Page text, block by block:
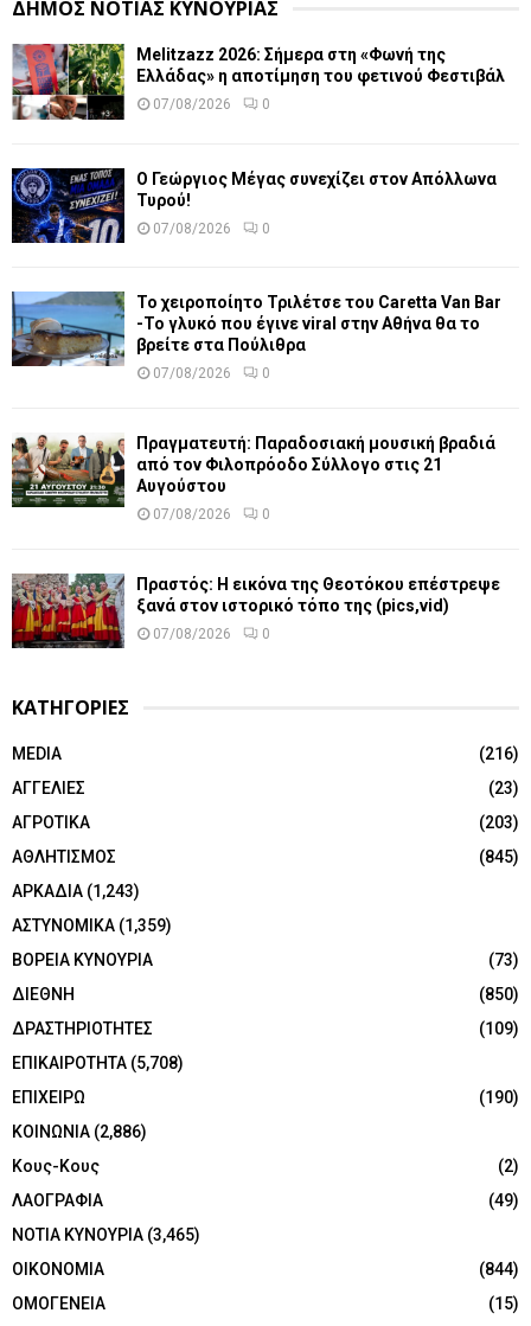
ΔΗΜΟΣ ΝΟΤΙΑΣ ΚΥΝΟΥΡΙΑΣ
Melitzazz 2026: Σήμερα στη «Φωνή της
Ελλάδας» η αποτίμηση του φετινού Φεστιβάλ
07/08/2026 0
Ο Γεώργιος Μέγας συνεχίζει στον Απόλλωνα
Τυρού!
07/08/2026 0
Το χειροποίητο Τριλέτσε του Caretta Van Bar
-Το γλυκό που έγινε viral στην Αθήνα θα το
βρείτε στα Πούλιθρα
07/08/2026 0
Πραγματευτή: Παραδοσιακή μουσική βραδιά
από τον Φιλοπρόοδο Σύλλογο στις 21
Αυγούστου
07/08/2026 0
Πραστός: Η εικόνα της Θεοτόκου επέστρεψε
ξανά στον ιστορικό τόπο της (pics,vid)
07/08/2026 0
ΚΑΤΗΓΟΡΙΕΣ
MEDIA
(216)
ΑΓΓΕΛΙΕΣ
(23)
ΑΓΡΟΤΙΚΑ
(203)
ΑΘΛΗΤΙΣΜΟΣ
(845)
ΑΡΚΑΔΙΑ (1,243)
ΑΣΤΥΝΟΜΙΚΑ (1,359)
ΒΟΡΕΙΑ ΚΥΝΟΥΡΙΑ
(73)
ΔΙΕΘΝΗ
(850)
ΔΡΑΣΤΗΡΙΟΤΗΤΕΣ
(109)
ΕΠΙΚΑΙΡΟΤΗΤΑ (5,708)
ΕΠΙΧΕΙΡΩ
(190)
ΚΟΙΝΩΝΙΑ (2,886)
Κους-Κους
(2)
ΛΑΟΓΡΑΦΙΑ
(49)
ΝΟΤΙΑ ΚΥΝΟΥΡΙΑ (3,465)
ΟΙΚΟΝΟΜΙΑ
(844)
ΟΜΟΓΕΝΕΙΑ
(15)